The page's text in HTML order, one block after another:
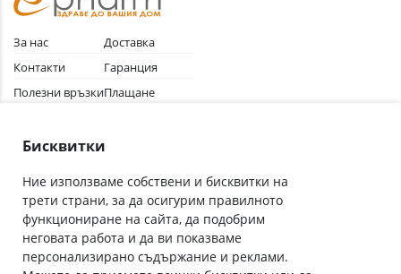
За нас
Контакти
Полезни връзки
Общи условия
Доставка
Гаранция
Плащане
Абонирай се за нашия бюлетин
Бисквитки
Ние използваме собствени и бисквитки на
трети страни, за да осигурим правилното
функциониране на сайта, да подобрим
неговата работа и да ви показваме
персонализирано съдържание и реклами.